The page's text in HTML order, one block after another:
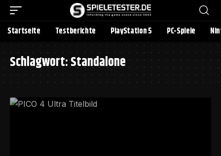
Startseite Testberichte PlayStation 5 PC-Spiele
Schlagwort:Standalone